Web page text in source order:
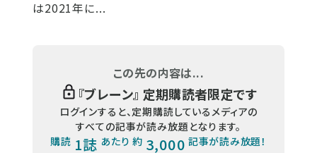
は2021年に...
この先の内容は...
『ブレーン』 定期購読者限定です
ログインすると、定期購読しているメディアの
すべての記事が読み放題となります。
購読 1誌 あたり 約 3,000 記事が読み放題！